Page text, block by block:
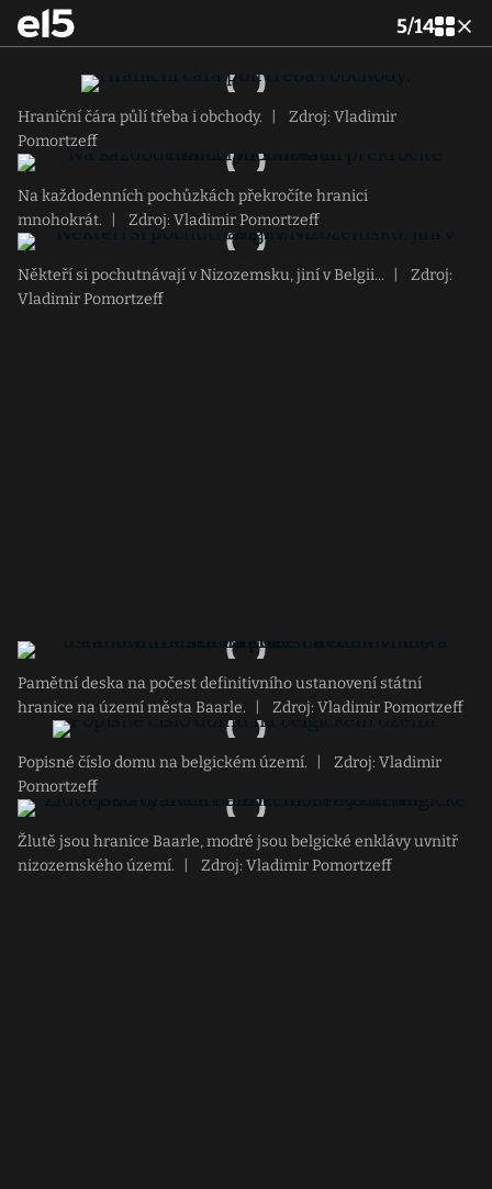
5/14
Hraniční čára půlí třeba i obchody.
Zdroj: Vladimir
Pomortzeff
Na každodenních pochůzkách překročíte hranici
mnohokrát.
Zdroj: Vladimir Pomortzeff
Někteří si pochutnávají v Nizozemsku, jiní v Belgii...
Zdroj:
Vladimir Pomortzeff
Pamětní deska na počest definitivního ustanovení státní
hranice na území města Baarle.
Zdroj: Vladimir Pomortzeff
Popisné číslo domu na belgickém území.
Zdroj: Vladimir
Pomortzeff
Žlutě jsou hranice Baarle, modré jsou belgické enklávy uvnitř
nizozemského území.
Zdroj: Vladimir Pomortzeff